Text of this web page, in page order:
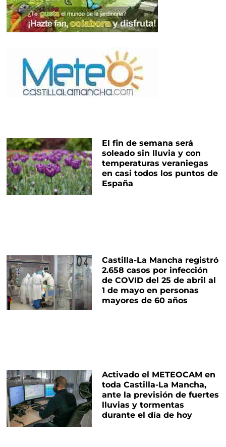
El fin de semana será
soleado sin lluvia y con
temperaturas veraniegas
en casi todos los puntos de
España
Castilla-La Mancha registró
2.658 casos por infección
de COVID del 25 de abril al
1 de mayo en personas
mayores de 60 años
Activado el METEOCAM en
toda Castilla-La Mancha,
ante la previsión de fuertes
lluvias y tormentas
durante el día de hoy